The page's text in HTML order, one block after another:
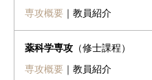
専攻概要 ｜教員紹介
薬科学専攻 （修士課程）
専攻概要 ｜教員紹介